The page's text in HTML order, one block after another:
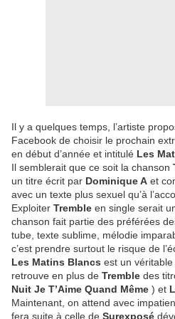
Il y a quelques temps, l’artiste
Facebook de choisir le prochain
en début d’année et intitulé Les
Il semblerait que ce soit la chanson
un titre écrit par Dominique A et
avec un texte plus sexuel qu’à
Exploiter Tremble en single serait
chanson fait partie des préférées
tube, texte sublime, mélodie
c’est prendre surtout le risque de
Les Matins Blancs est un
retrouve en plus de Tremble des
Nuit Je T’Aime Quand Même ) et
Maintenant, on attend avec
fera suite à celle de Surexposé